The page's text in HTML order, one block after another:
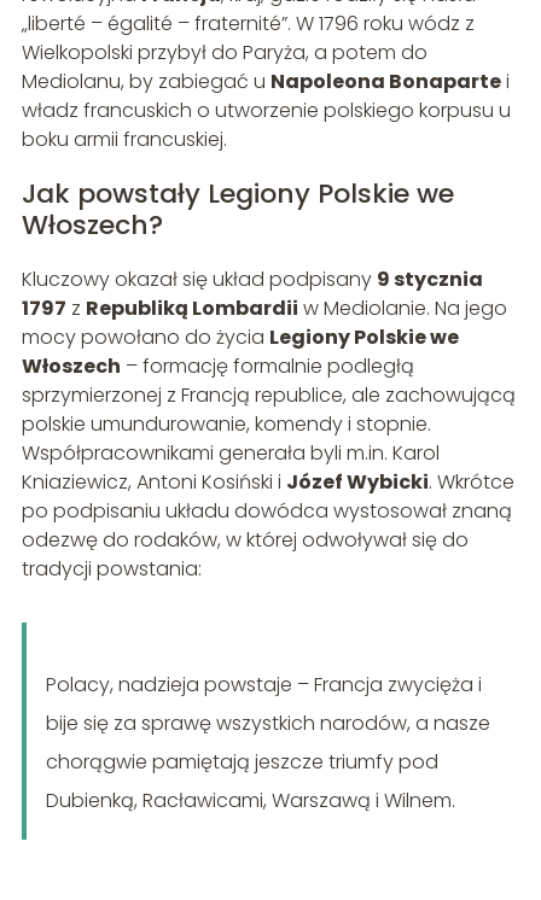
„liberté – égalité – fraternité”. W 1796 roku wódz z
Wielkopolski przybył do Paryża, a potem do
Mediolanu, by zabiegać u Napoleona Bonapartei
władz francuskich o utworzenie polskiego korpusu u
boku armii francuskiej.
Jak powstały Legiony Polskie we
Włoszech?
Kluczowy okazał się układ podpisany 9 stycznia
1797 z Republiką Lombardii w Mediolanie. Na jego
mocy powołano do życia Legiony Polskie we
Włoszech – formację formalnie podległą
sprzymierzonej z Francją republice, ale zachowującą
polskie umundurowanie, komendy i stopnie.
Współpracownikami generała byli m.in. Karol
Kniaziewicz, Antoni Kosiński i Józef Wybicki. Wkrótce
po podpisaniu układu dowódca wystosował znaną
odezwę do rodaków, w której odwoływał się do
tradycji powstania:
Polacy, nadzieja powstaje – Francja zwycięża i
bije się za sprawę wszystkich narodów, a nasze
chorągwie pamiętają jeszcze triumfy pod
Dubienką, Racławicami, Warszawą i Wilnem.